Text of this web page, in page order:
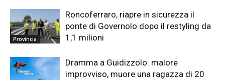
Provincia
Roncoferraro, riapre in sicurezza il
ponte di Governolo dopo il restyling da
1,1 milioni
Dramma a Guidizzolo: malore
improvviso, muore una ragazza di 20